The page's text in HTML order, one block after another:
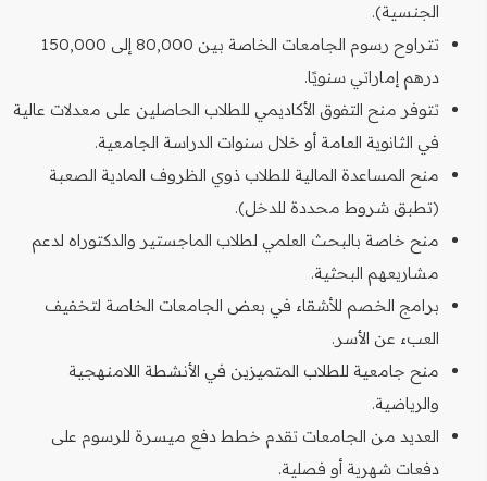
الجنسية).
تتراوح رسوم الجامعات الخاصة بين 80,000 إلى 150,000
درهم إماراتي سنويًا.
تتوفر منح التفوق الأكاديمي للطلاب الحاصلين على معدلات عالية
في الثانوية العامة أو خلال سنوات الدراسة الجامعية.
منح المساعدة المالية للطلاب ذوي الظروف المادية الصعبة
(تطبق شروط محددة للدخل).
منح خاصة بالبحث العلمي لطلاب الماجستير والدكتوراه لدعم
مشاريعهم البحثية.
برامج الخصم للأشقاء في بعض الجامعات الخاصة لتخفيف
العبء عن الأسر.
منح جامعية للطلاب المتميزين في الأنشطة اللامنهجية
والرياضية.
العديد من الجامعات تقدم خطط دفع ميسرة للرسوم على
دفعات شهرية أو فصلية.